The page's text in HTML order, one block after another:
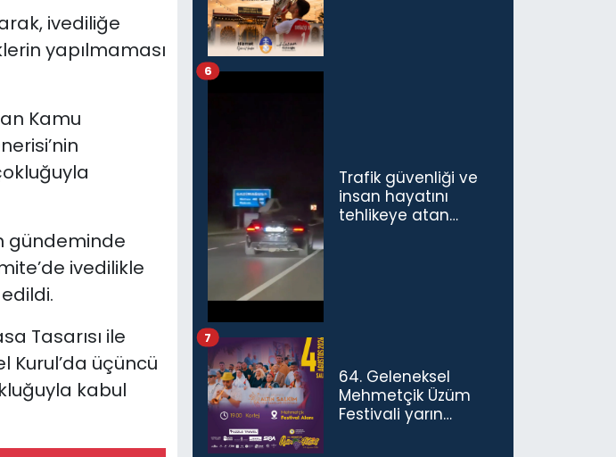
ivediliğe
yapılmaması
Kamu
gündeminde
ivedilikle
Tasarısı ile
Kurul’da üçüncü
kabul
Trafik güvenliği ve
insan hayatını
tehlikeye atan
6
64. Geleneksel
Mehmetçik Üzüm
Festivali yarın
7